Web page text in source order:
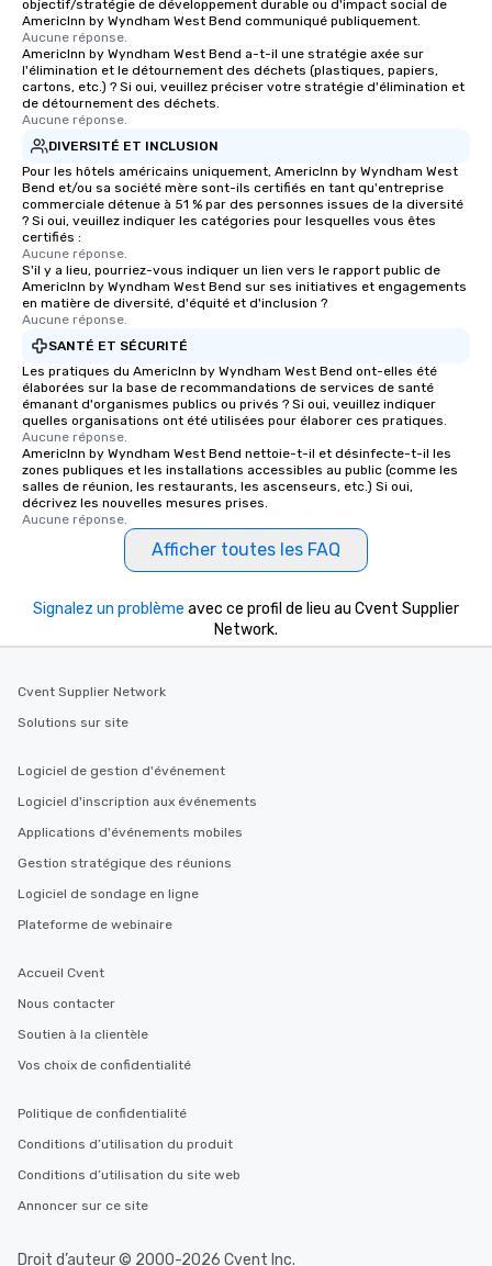
objectif/stratégie de développement durable ou d'impact social de
AmericInn by Wyndham West Bend communiqué publiquement.
Aucune réponse.
AmericInn by Wyndham West Bend a-t-il une stratégie axée sur
l'élimination et le détournement des déchets (plastiques, papiers,
cartons, etc.) ? Si oui, veuillez préciser votre stratégie d'élimination et
de détournement des déchets.
Aucune réponse.
DIVERSITÉ ET INCLUSION
Pour les hôtels américains uniquement, AmericInn by Wyndham West
Bend et/ou sa société mère sont-ils certifiés en tant qu'entreprise
commerciale détenue à 51 % par des personnes issues de la diversité
? Si oui, veuillez indiquer les catégories pour lesquelles vous êtes
certifiés :
Aucune réponse.
S'il y a lieu, pourriez-vous indiquer un lien vers le rapport public de
AmericInn by Wyndham West Bend sur ses initiatives et engagements
en matière de diversité, d'équité et d'inclusion ?
Aucune réponse.
SANTÉ ET SÉCURITÉ
Les pratiques du AmericInn by Wyndham West Bend ont-elles été
élaborées sur la base de recommandations de services de santé
émanant d'organismes publics ou privés ? Si oui, veuillez indiquer
quelles organisations ont été utilisées pour élaborer ces pratiques.
Aucune réponse.
AmericInn by Wyndham West Bend nettoie-t-il et désinfecte-t-il les
zones publiques et les installations accessibles au public (comme les
salles de réunion, les restaurants, les ascenseurs, etc.) Si oui,
décrivez les nouvelles mesures prises.
Aucune réponse.
Afficher toutes les FAQ
Signalez un problème avec ce profil de lieu au Cvent Supplier
Network.
Cvent Supplier Network
Solutions sur site
Logiciel de gestion d'événement
Logiciel d'inscription aux événements
Applications d'événements mobiles
Gestion stratégique des réunions
Logiciel de sondage en ligne
Plateforme de webinaire
Accueil Cvent
Nous contacter
Soutien à la clientèle
Vos choix de confidentialité
Politique de confidentialité
Conditions d’utilisation du produit
Conditions d’utilisation du site web
Annoncer sur ce site
Droit d’auteur © 2000-2026 Cvent Inc.